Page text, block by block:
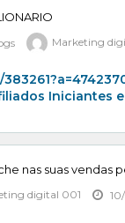
Marketing
Iniciantes
nas suas vendas
digital 001